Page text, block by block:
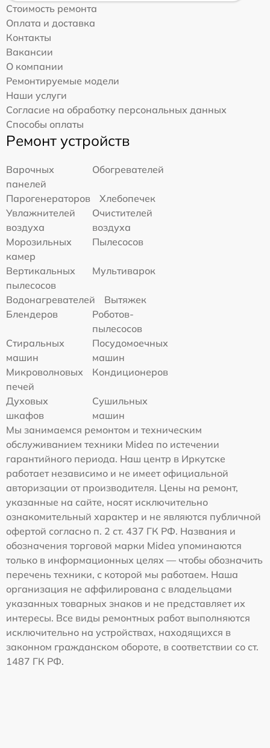
Стоимость ремонта
Оплата и доставка
Контакты
Вакансии
О компании
Ремонтируемые модели
Наши услуги
Согласие на обработку персональных данных
Способы оплаты
Ремонт устройств
Варочных
панелей
Обогревателей
Парогенераторов
Хлебопечек
Увлажнителей
воздуха
Очистителей
воздуха
Морозильных
камер
Пылесосов
Вертикальных
пылесосов
Мультиварок
Водонагревателей
Вытяжек
Блендеров
Роботов-
пылесосов
Стиральных
машин
Посудомоечных
машин
Микроволновых
печей
Кондиционеров
Духовых
шкафов
Сушильных
машин
Мы занимаемся ремонтом и техническим
обслуживанием техники Midea по истечении
гарантийного периода. Наш центр в Иркутске
работает независимо и не имеет официальной
авторизации от производителя. Цены на ремонт,
указанные на сайте, носят исключительно
ознакомительный характер и не являются публичной
офертой согласно п. 2 ст. 437 ГК РФ. Названия и
обозначения торговой марки Midea упоминаются
только в информационных целях — чтобы обозначить
перечень техники, с которой мы работаем. Наша
организация не аффилирована с владельцами
указанных товарных знаков и не представляет их
интересы. Все виды ремонтных работ выполняются
исключительно на устройствах, находящихся в
законном гражданском обороте, в соответствии со ст.
1487 ГК РФ.